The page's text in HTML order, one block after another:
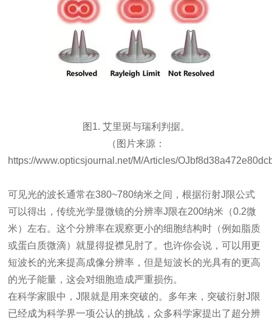
图1. 艾里斑与瑞利判据。
（图片来源：
https://www.opticsjournal.net/M/Articles/
可见光的波长通常在380~780纳米之间，根据衍射J限公式
可以得出，传统光学显微镜的分辨率J限在200纳米（0.2微
米）左右。这个分辨率在观察更小的细胞结构时（例如脂质
或蛋白质微滴）就显得捉襟见肘了。也许你会说，可以用更
短波长的光来提高成像分辨率，但是短波长的光具有的更高
的光子能量，这会对细胞造成严重损伤。
在科学家眼中，J限就是用来突破的。多年来，突破衍射J限
已经成为科学界一项公认的挑战，众多科学家提出了超分辨